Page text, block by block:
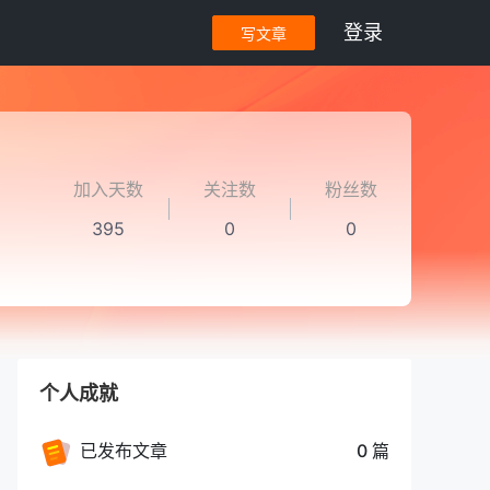
写文章 登录
加入天数
395
关注数
0
粉丝数
0
个人成就
已发布文章 0 篇